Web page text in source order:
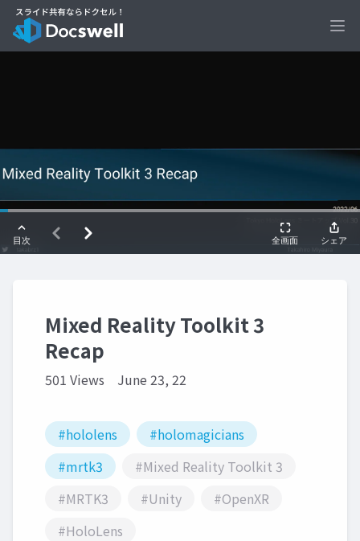
Mixed Reality Toolkit 3
Recap
501 Views June 23, 22
#hololens
#holomagicians
#mrtk3
#Mixed Reality Toolkit 3
#MRTK3
#Unity
#OpenXR
#HoloLens